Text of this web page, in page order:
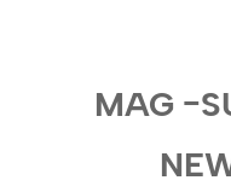
MAG -